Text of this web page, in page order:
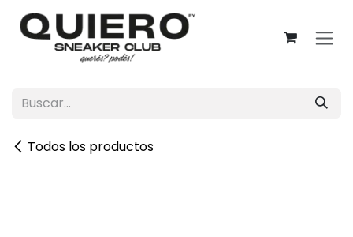
Ir al contenido
Todos los productos